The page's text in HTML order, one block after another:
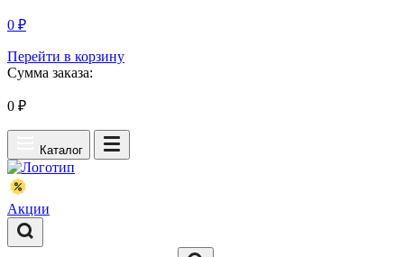
0 ₽
Перейти в корзину
Сумма заказа:
0 ₽
Каталог
Акции